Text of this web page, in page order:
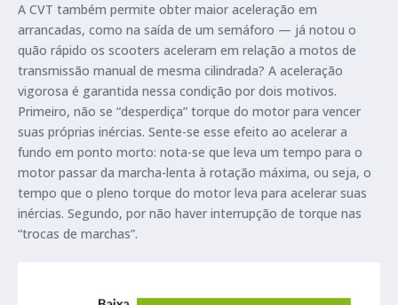
A CVT também permite obter maior aceleração em
arrancadas, como na saída de um semáforo — já notou o
quão rápido os scooters aceleram em relação a motos de
transmissão manual de mesma cilindrada? A aceleração
vigorosa é garantida nessa condição por dois motivos.
Primeiro, não se “desperdiça” torque do motor para vencer
suas próprias inércias. Sente-se esse efeito ao acelerar a
fundo em ponto morto: nota-se que leva um tempo para o
motor passar da marcha-lenta à rotação máxima, ou seja, o
tempo que o pleno torque do motor leva para acelerar suas
inércias. Segundo, por não haver interrupção de torque nas
“trocas de marchas”.